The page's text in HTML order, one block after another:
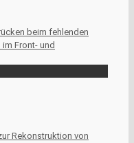
beim fehlenden
Front- und
Rekonstruktion von